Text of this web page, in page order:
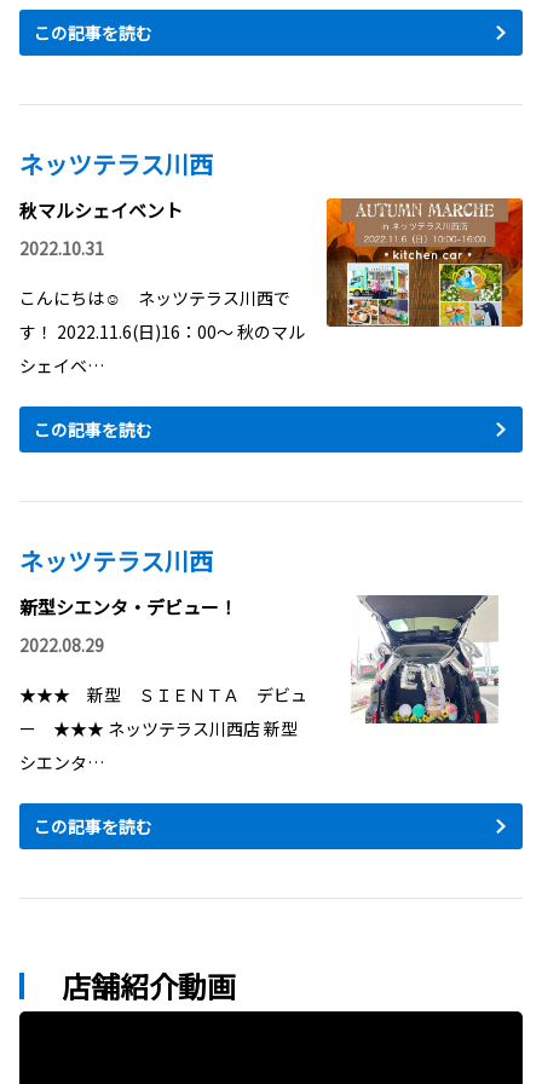
この記事を読む
ネッツテラス川西
秋マルシェイベント
2022.10.31
こんにちは☺ ネッツテラス川西で
す！ 2022.11.6(日)16：00～ 秋のマル
シェイベ…
この記事を読む
ネッツテラス川西
新型シエンタ・デビュー！
2022.08.29
★★★ 新型 ＳＩＥＮＴＡ デビュ
ー ★★★ ネッツテラス川西店 新型
シエンタ…
この記事を読む
店舗紹介動画